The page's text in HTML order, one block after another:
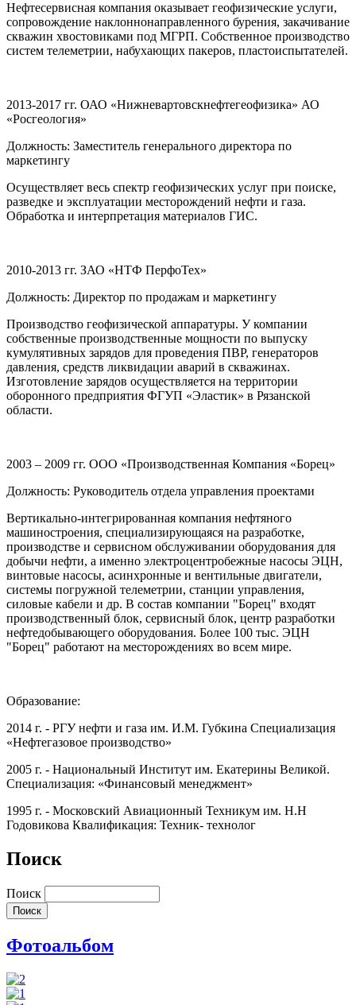
Нефтесервисная компания оказывает геофизические услуги,
сопровождение наклоннонаправленного бурения, закачивание
скважин хвостовиками под МГРП. Собственное производство
систем телеметрии, набухающих пакеров, пластоиспытателей.
2013-2017 гг. ОАО «Нижневартовскнефтегеофизика» АО
«Росгеология»
Должность: Заместитель генерального директора по
маркетингу
Осуществляет весь спектр геофизических услуг при поиске,
разведке и эксплуатации месторождений нефти и газа.
Обработка и интерпретация материалов ГИС.
2010-2013 гг. ЗАО «НТФ ПерфоТех»
Должность: Директор по продажам и маркетингу
Производство геофизической аппаратуры. У компании
собственные производственные мощности по выпуску
кумулятивных зарядов для проведения ПВР, генераторов
давления, средств ликвидации аварий в скважинах.
Изготовление зарядов осуществляется на территории
оборонного предприятия ФГУП «Эластик» в Рязанской
области.
2003 – 2009 гг. ООО «Производственная Компания «Борец»
Должность: Руководитель отдела управления проектами
Вертикально-интегрированная компания нефтяного
машиностроения, специализирующаяся на разработке,
производстве и сервисном обслуживании оборудования для
добычи нефти, а именно электроцентробежные насосы ЭЦН,
винтовые насосы, асинхронные и вентильные двигатели,
системы погружной телеметрии, станции управления,
силовые кабели и др. В состав компании "Борец" входят
производственный блок, сервисный блок, центр разработки
нефтедобывающего оборудования. Более 100 тыс. ЭЦН
"Борец" работают на месторождениях во всем мире.
Образование:
2014 г. - РГУ нефти и газа им. И.М. Губкина Специализация
«Нефтегазовое производство»
2005 г. - Национальный Институт им. Екатерины Великой.
Специализация: «Финансовый менеджмент»
1995 г. - Московский Авиационный Техникум им. Н.Н
Годовикова Квалификация: Техник- технолог
Поиск
Поиск
Фотоальбом